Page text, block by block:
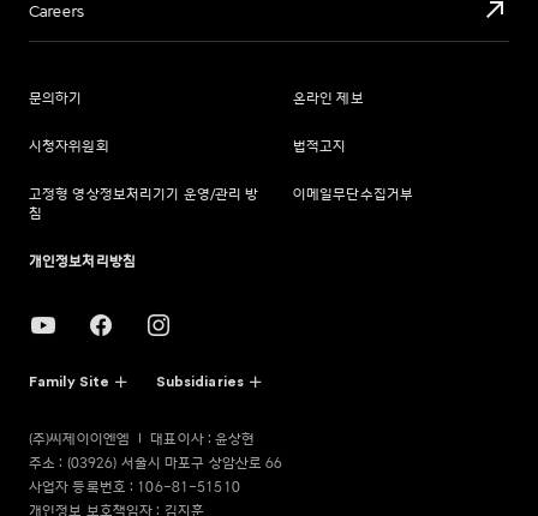
Careers
문의하기 온라인 제보
시청자위원회 법적고지
고정형 영상정보처리기기 운영/관리 방
침
이메일무단수집거부
개인정보처리방침
Family Site Subsidiaries
(주)씨제이이엔엠
대표이사 : 윤상현
주소 : (03926) 서울시 마포구 상암산로 66
사업자 등록번호 : 106-81-51510
개인정보 보호책임자 : 김지훈